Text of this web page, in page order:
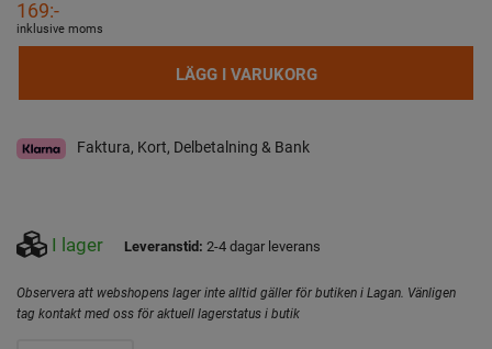
169:-
inklusive moms
LÄGG I VARUKORG
Faktura, Kort, Delbetalning & Bank
I lager Leveranstid: 2-4 dagar leverans
Observera att webshopens lager inte alltid gäller för butiken i Lagan. Vänligen
tag kontakt med oss för aktuell lagerstatus i butik